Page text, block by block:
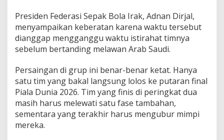
Presiden Federasi Sepak Bola Irak, Adnan Dirjal,
menyampaikan keberatan karena waktu tersebut
dianggap mengganggu waktu istirahat timnya
sebelum bertanding melawan Arab Saudi.
Persaingan di grup ini benar-benar ketat. Hanya
satu tim yang bakal langsung lolos ke putaran final
Piala Dunia 2026. Tim yang finis di peringkat dua
masih harus melewati satu fase tambahan,
sementara yang terakhir harus mengubur mimpi
mereka.